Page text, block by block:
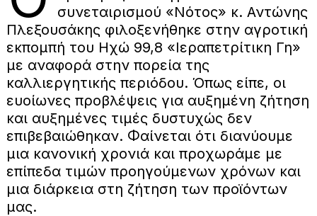
συνεταιρισμού «Νότος» κ. Αντώνης
Πλεξουσάκης φιλοξενήθηκε στην αγροτική
εκπομπή του Ηχώ 99,8 «Ιεραπετρίτικη Γη»
με αναφορά στην πορεία της
καλλιεργητικής περιόδου. Όπως είπε, οι
ευοίωνες προβλέψεις για αυξημένη ζήτηση
και αυξημένες τιμές δυστυχώς δεν
επιβεβαιώθηκαν. Φαίνεται ότι διανύουμε
μια κανονική χρονιά και προχωράμε με
επίπεδα τιμών προηγούμενων χρόνων και
μια διάρκεια στη ζήτηση των προϊόντων
μας.